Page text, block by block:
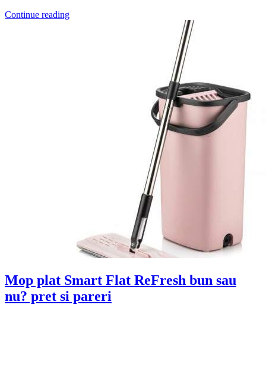
Continue reading
Mop plat Smart Flat ReFresh bun sau
nu? pret si pareri